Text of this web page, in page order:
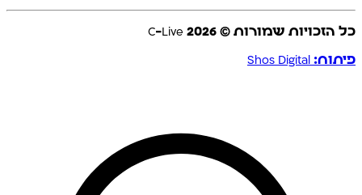
כל הזכויות שמורות © C-Live 2026
פיתוח: Shos Digital